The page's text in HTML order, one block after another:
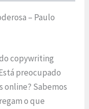
– Paulo
copywriting
preocupado
online? Sabemos
o que